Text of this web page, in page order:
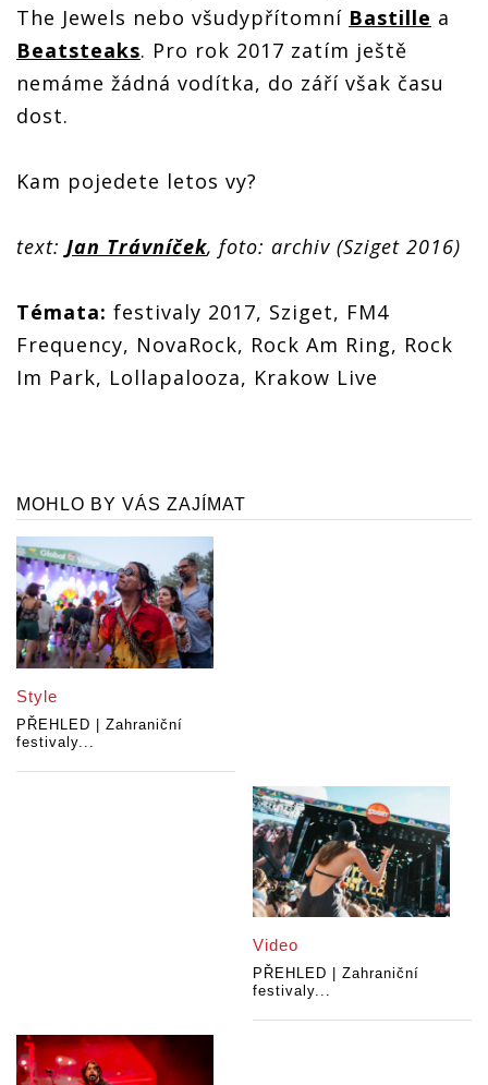
The Jewels nebo všudypřítomní Bastille a
Beatsteaks. Pro rok 2017 zatím ještě
nemáme žádná vodítka, do září však času
dost.
Kam pojedete letos vy?
text: Jan Trávníček, foto: archiv (Sziget 2016)
Témata: festivaly 2017, Sziget, FM4
Frequency, NovaRock, Rock Am Ring, Rock
Im Park, Lollapalooza, Krakow Live
MOHLO BY VÁS ZAJÍMAT
Style
PŘEHLED | Zahraniční
festivaly...
Video
PŘEHLED | Zahraniční
festivaly...